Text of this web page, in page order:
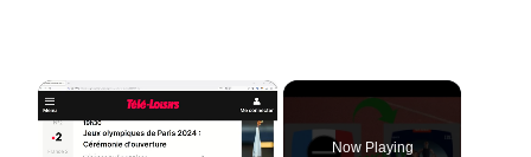
×
Now Playing